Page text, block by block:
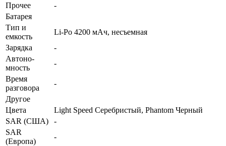
Прочее
-
Батарея
Тип и
емкость
Li-Po 4200 мАч, несъемная
Зарядка
-
Автоно­
мность
-
Время
разговора
-
Другое
Цвета
Light Speed Серебристый, Phantom Черный
SAR (США)
-
SAR
(Европа)
-